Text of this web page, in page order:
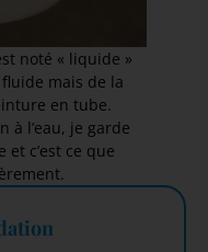
noté « liquide »
mais de la
en tube.
à l’eau, je garde
et c’est ce que